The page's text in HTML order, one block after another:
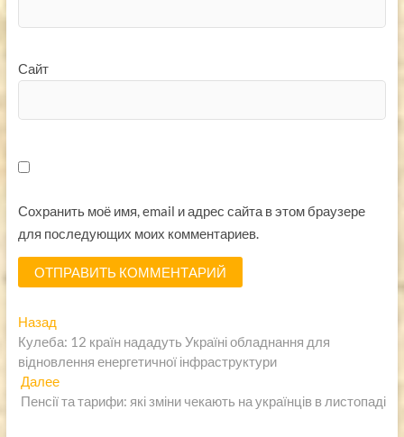
Сайт
Сохранить моё имя, email и адрес сайта в этом браузере
для последующих моих комментариев.
Навигация
по
записям
НазадПредыдущая
запись:
Кулеба: 12 країн нададуть Україні обладнання для
відновлення енергетичної інфраструктури
ДалееСледующая
запись:
Пенсії та тарифи: які зміни чекають на українців в листопаді